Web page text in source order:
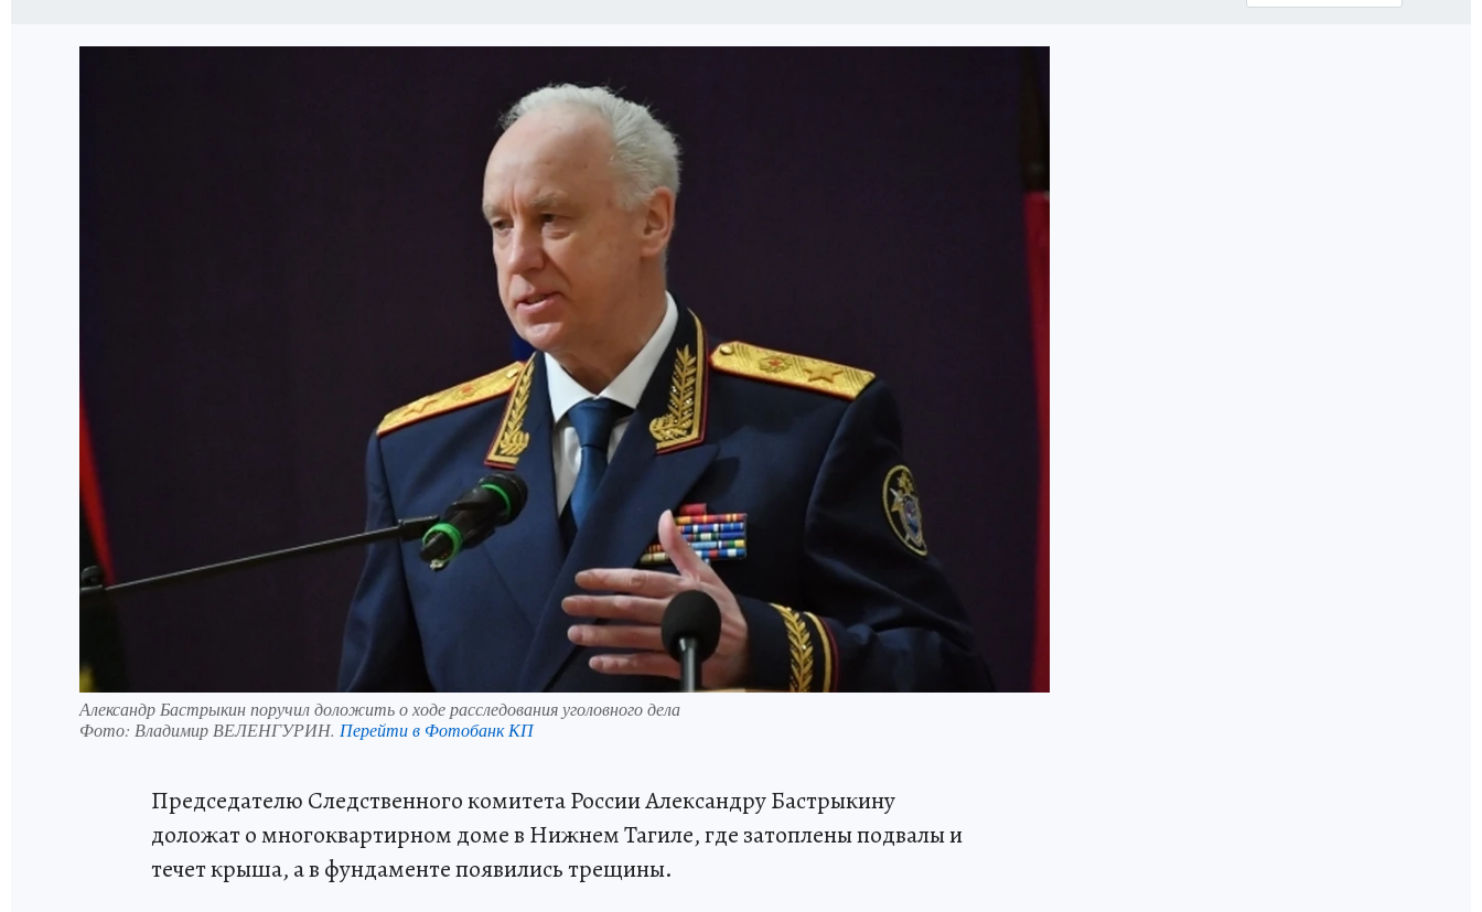
Александр Бастрыкин поручил доложить о ходе расследования уголовного дела
Фото: Владимир ВЕЛЕНГУРИН. Перейти в Фотобанк КП
Председателю Следственного комитета России Александру Бастрыкину
доложат о многоквартирном доме в Нижнем Тагиле, где затоплены подвалы и
течет крыша, а в фундаменте появились трещины.